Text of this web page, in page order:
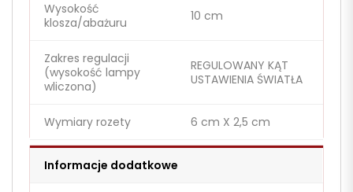
Wysokość
klosza/abażuru
10 cm
Zakres regulacji
(wysokość lampy
wliczona)
REGULOWANY KĄT
USTAWIENIA ŚWIATŁA
Wymiary rozety 6 cm X 2,5 cm
Informacje dodatkowe